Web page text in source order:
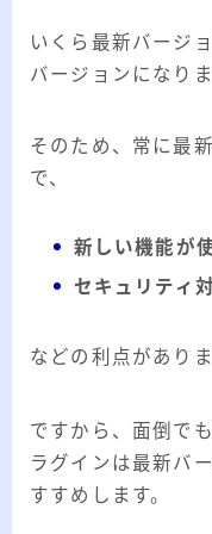
イ
ブ
RSS
いくら最新バージ
バージョンになりま
そのため、常に最
で、
新しい機能が
セキュリティ
などの利点がありま
ですから、面倒で
ラグインは最新バ
すすめします。